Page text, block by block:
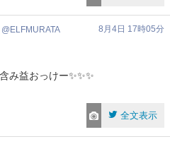
ELFMURATA
8月4日 17時05分
み益おっけー✨️✨️✨️
全文表示